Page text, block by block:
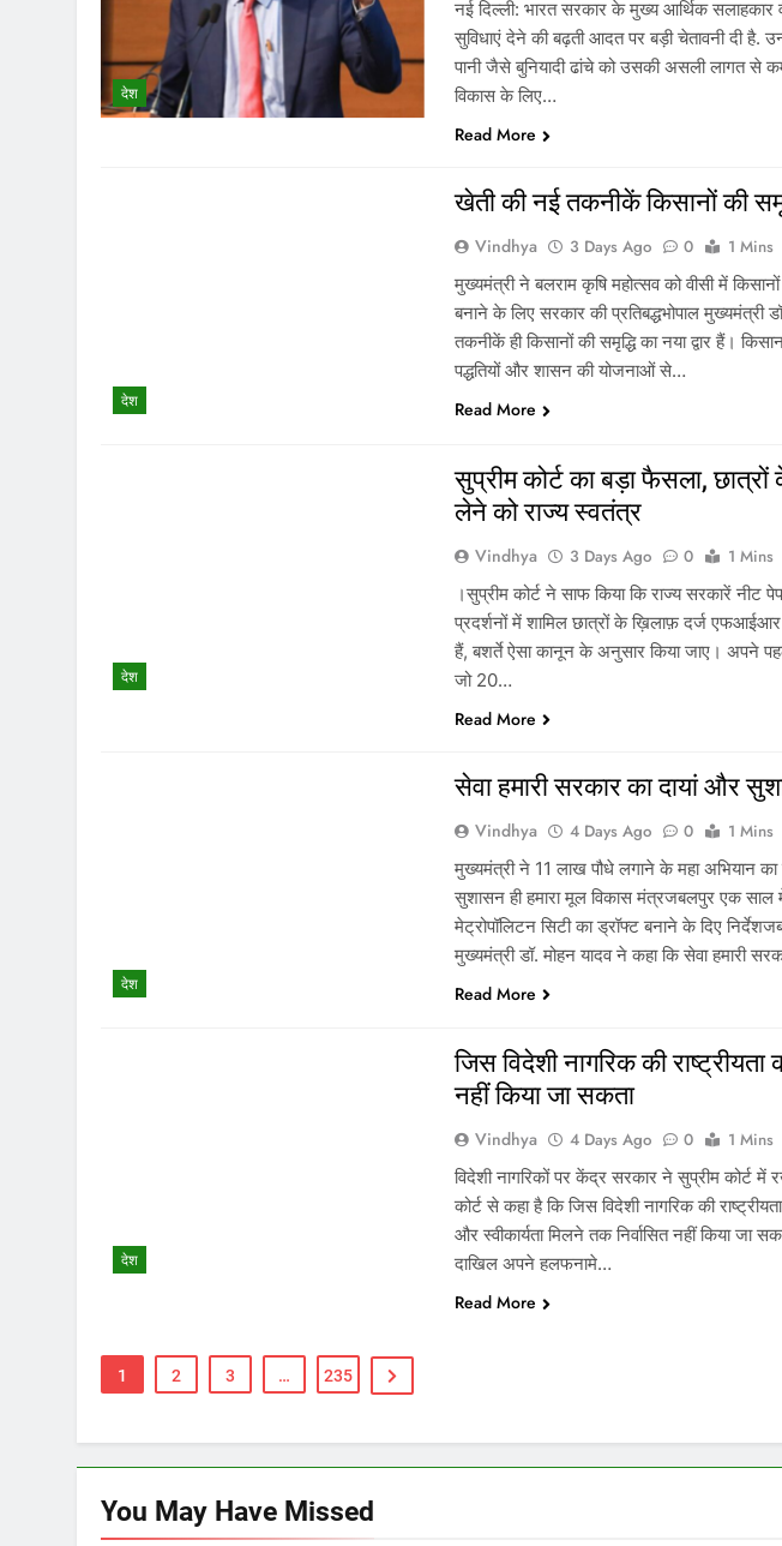
देश
नई दिल्ली: भारत सरकार के मुख्य आर्थिक
सुविधाएं देने की बढ़ती आदत पर बड़ी चेतावनी दी है.
पानी जैसे बुनियादी ढांचे को उसकी असली लागत से
विकास के लिए…
Read More
देश
खेती की नई तकनीकें किसानों की
Vindhya 3 Days Ago 0
1 Mins
मुख्यमंत्री ने बलराम कृषि महोत्सव को वीसी में
बनाने के लिए सरकार की प्रतिबद्धभोपाल मुख्यमंत्री
तकनीकें ही किसानों की समृद्धि का नया द्वार हैं।
पद्धतियों और शासन की योजनाओं से…
Read More
देश
सुप्रीम कोर्ट का बड़ा फैसला,
लेने को राज्य स्वतंत्र
Vindhya 3 Days Ago 0
1 Mins
।सुप्रीम कोर्ट ने साफ किया कि राज्य सरकारें
प्रदर्शनों में शामिल छात्रों के ख़िलाफ़ दर्ज
हैं, बशर्ते ऐसा कानून के अनुसार किया जाए। अपने
जो 20…
Read More
देश
सेवा हमारी सरकार का दायां और
Vindhya 4 Days Ago 0
1 Mins
मुख्यमंत्री ने 11 लाख पौधे लगाने के महा अभियान
सुशासन ही हमारा मूल विकास मंत्रजबलपुर एक साल
मेट्रोपॉलिटन सिटी का ड्रॉफ्ट बनाने के दिए
मुख्यमंत्री डॉ. मोहन यादव ने कहा कि सेवा हमारी
Read More
देश
जिस विदेशी नागरिक की राष्ट्रीयता
नहीं किया जा सकता
Vindhya 4 Days Ago 0
1 Mins
विदेशी नागरिकों पर केंद्र सरकार ने सुप्रीम कोर्ट में
कोर्ट से कहा है कि जिस विदेशी नागरिक की
और स्वीकार्यता मिलने तक निर्वासित नहीं किया जा
दाखिल अपने हलफनामे…
Read More
1 2 3 … 235
You May Have Missed